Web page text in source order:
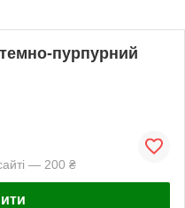
пурпурний
— 200 ₴